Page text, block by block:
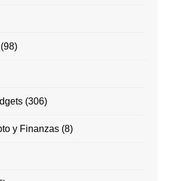
(306)
y Finanzas(8)